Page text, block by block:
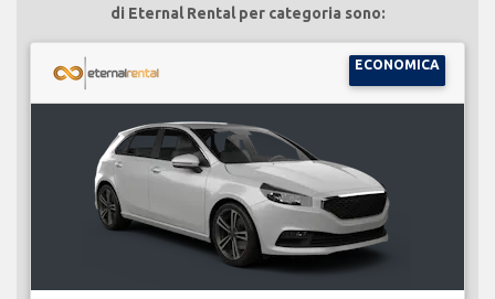
di Eternal Rental per categoria sono:
ECONOMICA